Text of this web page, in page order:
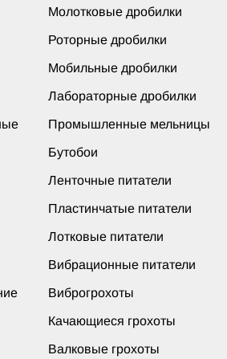
Молотковые дробилки
Роторные дробилки
Мобильные дробилки
Лабораторные дробилки
Промышленные мельницы
Бутобои
Ленточные питатели
Пластинчатые питатели
Лотковые питатели
Вибрационные питатели
Виброгрохоты
Качающиеся грохоты
Валковые грохоты